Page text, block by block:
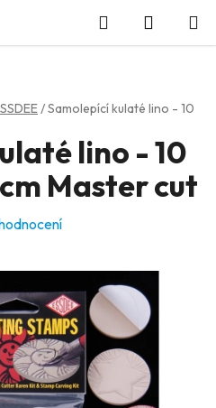
Hledat
KOŠÍK
/Samolepící kulaté lino - 10
lino - 10
Master cut